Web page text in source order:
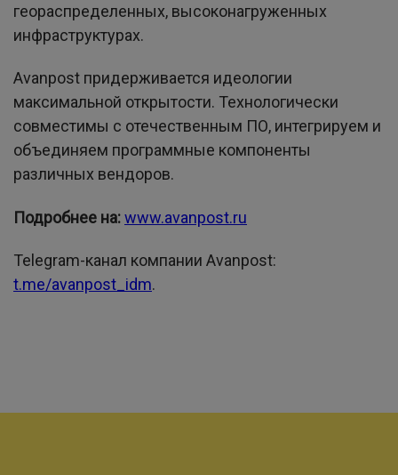
геораспределенных, высоконагруженных
инфраструктурах.
Avanpost придерживается идеологии
максимальной открытости. Технологически
совместимы с отечественным ПО, интегрируем и
объединяем программные компоненты
различных вендоров.
Подробнее на:www.avanpost.ru
Telegram-канал компании Avanpost:
t.me/avanpost_idm.